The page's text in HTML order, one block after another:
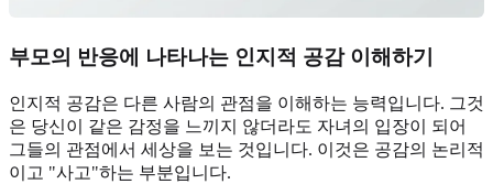
부모의 반응에 나타나는 인지적 공감 이해하기
인지적 공감은 다른 사람의 관점을 이해하는 능력입니다. 그것
은 당신이 같은 감정을 느끼지 않더라도 자녀의 입장이 되어
그들의 관점에서 세상을 보는 것입니다. 이것은 공감의 논리적
이고 "사고"하는 부분입니다.